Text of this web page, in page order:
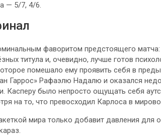
— 5/7, 4/6.
фаворитом предстоящего матча:
титула и, очевидно, лучше готов
помешало ему проявить себя в
Гаррос» Рафаэлю Надалю и оказался
Касперу было непросто ощущать себя
на то, что превосходил Карлоса в
мира только добавит давления для